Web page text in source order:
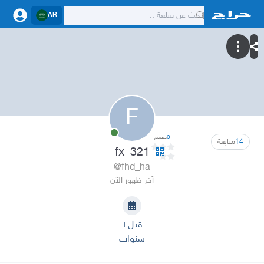
AR
F
14متابعة 0تقييم
fx_321
@fhd_ha
آخر ظهور الآن
قبل ٦
سنوات